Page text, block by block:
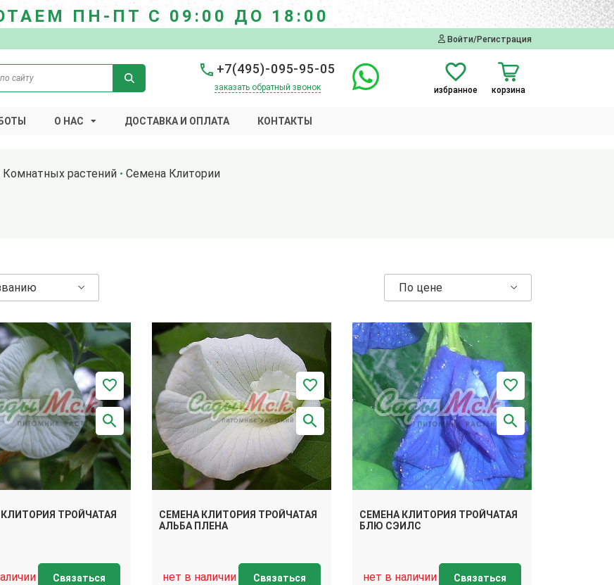
ПН-ПТ С 09:00 ДО 18:00
Войти/Регистрация
+7(495)-095-95-05
заказать обратный звонок избранное корзина
О НАС ДОСТАВКА И ОПЛАТА КОНТАКТЫ
растений Семена Клитории
По цене
ТРОЙЧАТАЯ
Связаться
СЕМЕНА КЛИТОРИЯ ТРОЙЧАТАЯ
АЛЬБА ПЛЕНА
нет в наличии Связаться
СЕМЕНА КЛИТОРИЯ ТРОЙЧАТАЯ
БЛЮ СЭИЛС
нет в наличии Связаться